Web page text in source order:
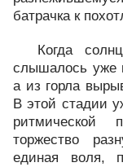
батрачка к
Когда
слышалось уже
а из горла
В этой стадии
ритмической
торжество
единая воля,